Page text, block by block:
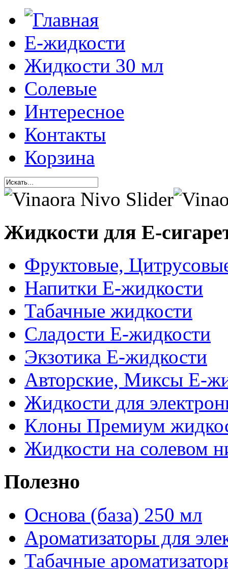
Е-жидкости
Жидкости 30 мл
Солевые
Интересное
Контакты
Корзина
Жидкости для Е-
Фруктовые,
Напитки Е-жидкости
Табачные жидкости
Сладости Е-жидкости
Экзотика Е-жидкости
Авторские, Миксы Е-
Жидкости для
Клоны Премиум
Жидкости на солевом
Полезно
Основа (база) 250 мл
Ароматизаторы для
Табачные